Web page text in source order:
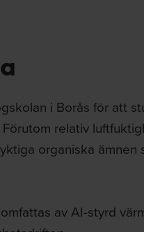
i Borås för att
relativ
organiska ämnen
av AI-styrd